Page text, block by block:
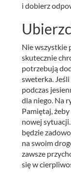
i dobierz
Nie wszystkie
skutecznie
potrzebują
sweterka.
podczas
dla niego. Na
Pamiętaj,
nowej
będzie
na swoim
zawsze
się w